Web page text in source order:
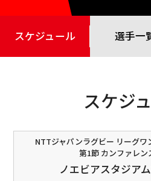
スケジュール 選手一
スケジ
NTTジャパンラグビー リーグワ
第1節 カンファレン
ノエビアスタジア